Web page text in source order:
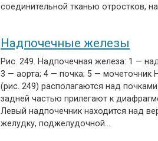
соединительной тканью отростков,
Надпочечные железы
Рис. 249. Надпочечная железа: 1 —
3 — аорта; 4 — почка; 5 — мочеточник
(рис. 249) располагаются над
задней частью прилегают к
Левый надпочечник находится над
желудку, поджелудочной…